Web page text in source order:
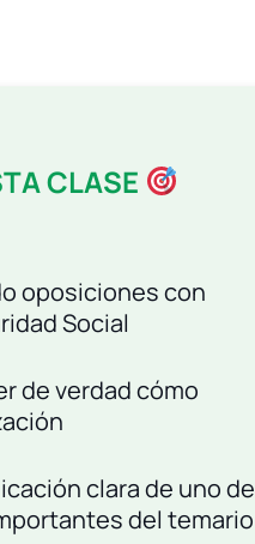
CLASE
oposiciones con
Social
de verdad cómo
clara de uno de
del temario